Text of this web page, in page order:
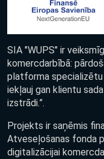
SIA "WUPS" ir
komercdarbībā:
platforma specializētu
iekļauj gan klientu
izstrādi.”.
Projekts ir saņēmis
Atveseļošanas fonda
digitalizācijai